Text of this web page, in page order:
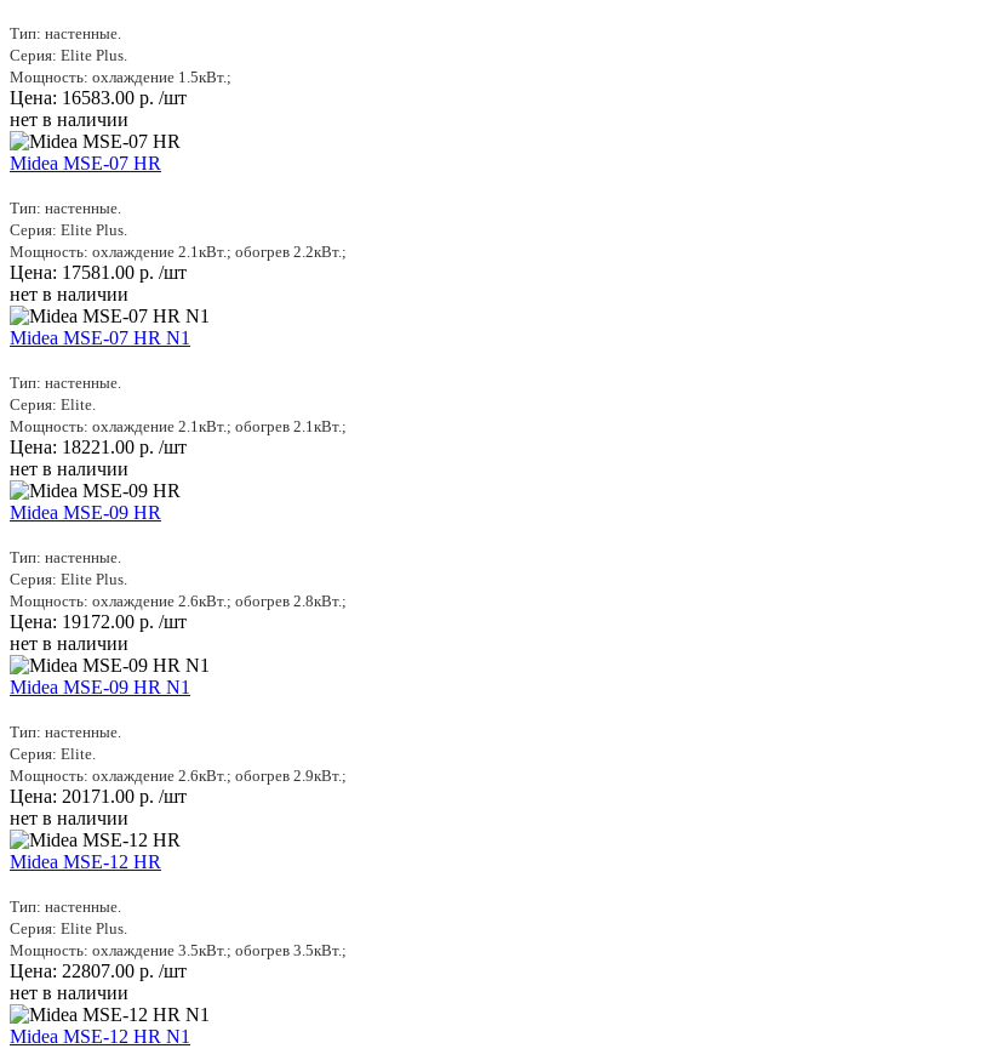
Тип: настенные.
Серия: Elite Plus.
Мощность: охлаждение 1.5кВт.;
Цена: 16583.00 р. /шт
нет в наличии
Midea MSE-07 HR
Тип: настенные.
Серия: Elite Plus.
Мощность: охлаждение 2.1кВт.; обогрев 2.2кВт.;
Цена: 17581.00 р. /шт
нет в наличии
Midea MSE-07 HR N1
Тип: настенные.
Серия: Elite.
Мощность: охлаждение 2.1кВт.; обогрев 2.1кВт.;
Цена: 18221.00 р. /шт
нет в наличии
Midea MSE-09 HR
Тип: настенные.
Серия: Elite Plus.
Мощность: охлаждение 2.6кВт.; обогрев 2.8кВт.;
Цена: 19172.00 р. /шт
нет в наличии
Midea MSE-09 HR N1
Тип: настенные.
Серия: Elite.
Мощность: охлаждение 2.6кВт.; обогрев 2.9кВт.;
Цена: 20171.00 р. /шт
нет в наличии
Midea MSE-12 HR
Тип: настенные.
Серия: Elite Plus.
Мощность: охлаждение 3.5кВт.; обогрев 3.5кВт.;
Цена: 22807.00 р. /шт
нет в наличии
Midea MSE-12 HR N1